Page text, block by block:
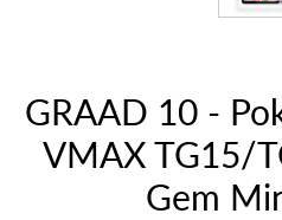
GRAAD 10 -
VMAX TG15/
Gem